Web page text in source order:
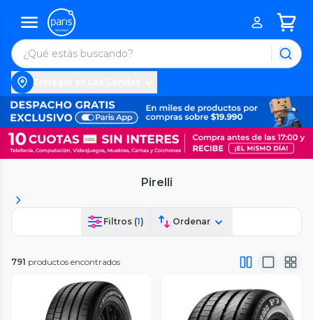
Pirelli
Filtros (1) Ordenar
791 productos encontrados